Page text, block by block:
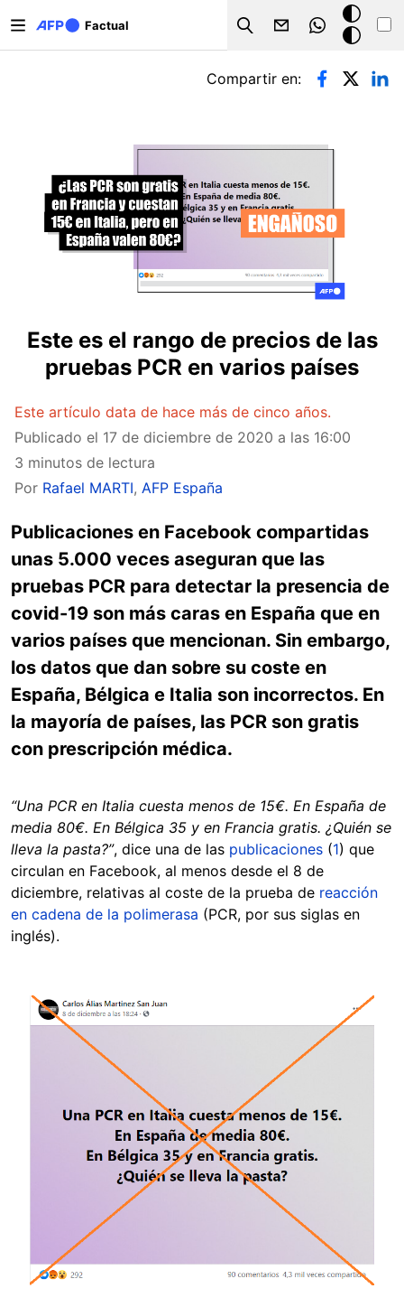
Factual
Search
Modo
oscuro
Solapas principales
Compartir en:
Este es el rango de precios de las
pruebas PCR en varios países
Este artículo data de hace más de cinco años.
Publicado el 17 de diciembre de 2020 a las 16:00
3 minutos de lectura
Por Rafael MARTI, AFP España
Publicaciones en Facebook compartidas
unas 5.000 veces aseguran que las
pruebas PCR para detectar la presencia de
covid-19 son más caras en España que en
varios países que mencionan. Sin embargo,
los datos que dan sobre su coste en
España, Bélgica e Italia son incorrectos. En
la mayoría de países, las PCR son gratis
con prescripción médica.
“Una PCR en Italia cuesta menos de 15€. En España de
media 80€. En Bélgica 35 y en Francia gratis. ¿Quién se
lleva la pasta?”, dice una de las publicaciones (1) que
circulan en Facebook, al menos desde el 8 de
diciembre, relativas al coste de la prueba de reacción
en cadena de la polimerasa (PCR, por sus siglas en
inglés).
Image